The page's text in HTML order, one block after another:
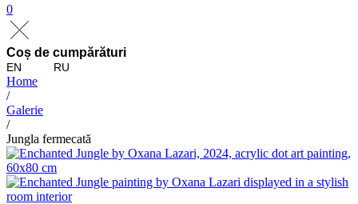
0
Coș de cumpărături
EN RU
Home
/
Galerie
/
Jungla fermecată